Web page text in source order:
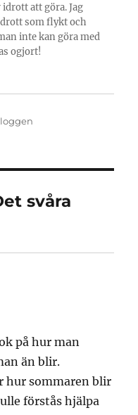
att göra. Jag
som flykt och
inte kan göra med
ogjort!
svåra
på hur man
än blir.
hur sommaren blir
förstås hjälpa